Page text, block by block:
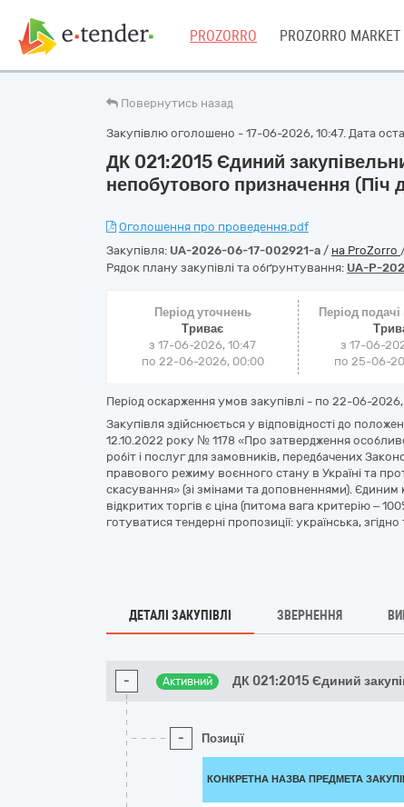
PROZORRO PROZORRO MARKET
Повернутись назад
Закупівлю оголошено - 17-06-2026, 10:47. Дата
ДК 021:2015 Єдиний
непобутового призначення (Піч
Оголошення про проведення.pdf
Закупівля: UA-2026-06-17-002921-a / на ProZorro
Рядок плану закупівлі та обґрунтування: UA-P-
Період уточнень
Триває
з 17-06-2026, 10:47
по 22-06-2026, 00:00
Період
з 17-06-
по 25-06-
Період оскарження умов закупівлі - по 22-06-
Закупівля здійснюється у відповідності до
12.10.2022 року № 1178 «Про затвердження
робіт і послуг для замовників, передбачених
правового режиму воєнного стану в Україні та
скасування» (зі змінами та доповненнями). Єдиним
відкритих торгів є ціна (питома вага критерію –
готуватися тендерні пропозиції: українська,
ДЕТАЛІ ЗАКУПІВЛІ ЗВЕРНЕННЯ
- Активний ДК 021:2015 Єдиний
- Позиції
КОНКРЕТНА НАЗВА ПРЕДМЕТА